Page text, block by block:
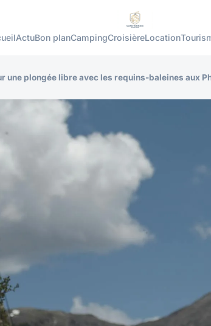
ActuBon planCampingCroisièreLocation
une plongée libre avec les requins-baleines aux